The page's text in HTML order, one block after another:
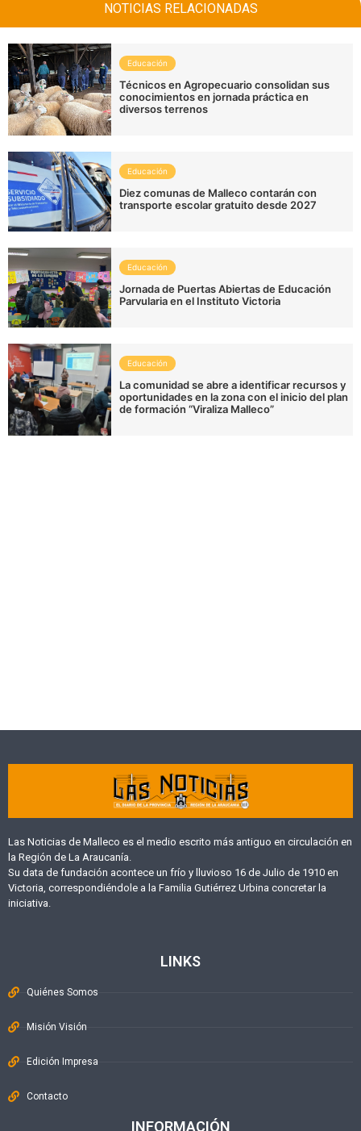
NOTICIAS RELACIONADAS
Educación
Técnicos en Agropecuario consolidan sus
conocimientos en jornada práctica en
diversos terrenos
Educación
Diez comunas de Malleco contarán con
transporte escolar gratuito desde 2027
Educación
Jornada de Puertas Abiertas de Educación
Parvularia en el Instituto Victoria
Educación
La comunidad se abre a identificar recursos y
oportunidades en la zona con el inicio del plan
de formación “Viraliza Malleco”
Las Noticias de Malleco es el medio escrito más antiguo en circulación en
la Región de La Araucanía.
Su data de fundación acontece un frío y lluvioso 16 de Julio de 1910 en
Victoria, correspondiéndole a la Familia Gutiérrez Urbina concretar la
iniciativa.
LINKS
Quiénes Somos
Misión Visión
Edición Impresa
Contacto
INFORMACIÓN